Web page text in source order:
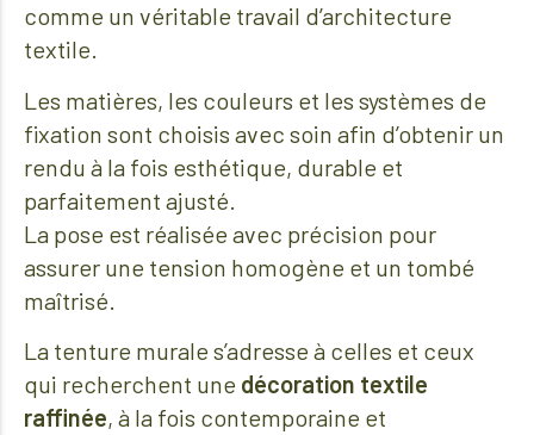
comme un véritable travail d’architecture
textile.
Les matières, les couleurs et les systèmes de
fixation sont choisis avec soin afin d’obtenir un
rendu à la fois esthétique, durable et
parfaitement ajusté.
La pose est réalisée avec précision pour
assurer une tension homogène et un tombé
maîtrisé.
La tenture murale s’adresse à celles et ceux
qui recherchent une décoration textile
raffinée, à la fois contemporaine et